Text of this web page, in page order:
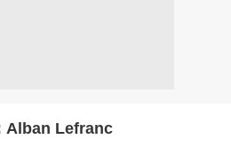
Alban Lefranc